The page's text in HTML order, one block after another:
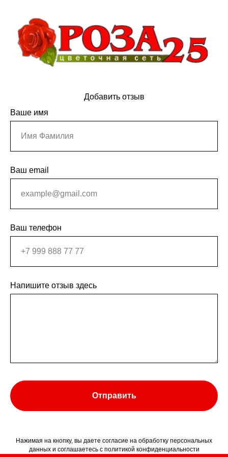
Добавить отзыв
Ваше имя
Ваш email
Ваш телефон
Напишите отзыв здесь
Отправить
Нажимая на кнопку, вы даете согласие на обработку персональных
данных и соглашаетесь c политикой конфиденциальности